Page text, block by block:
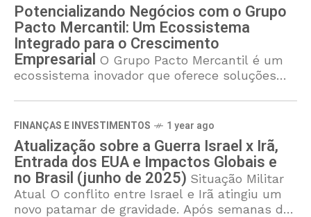
Potencializando Negócios com o Grupo
Pacto Mercantil: Um Ecossistema
Integrado para o Crescimento
Empresarial O Grupo Pacto Mercantil é um
ecossistema inovador que oferece soluções
impulsionar o crescimento de empresas em
diversos setores. Com uma abordagem
integrada, o grupo
FINANÇAS E INVESTIMENTOS 1 year ago
Atualização sobre a Guerra Israel x Irã,
Entrada dos EUA e Impactos Globais e
no Brasil (junho de 2025) Situação Militar
Atual O conflito entre Israel e Irã atingiu um
novo patamar de gravidade. Após semanas de